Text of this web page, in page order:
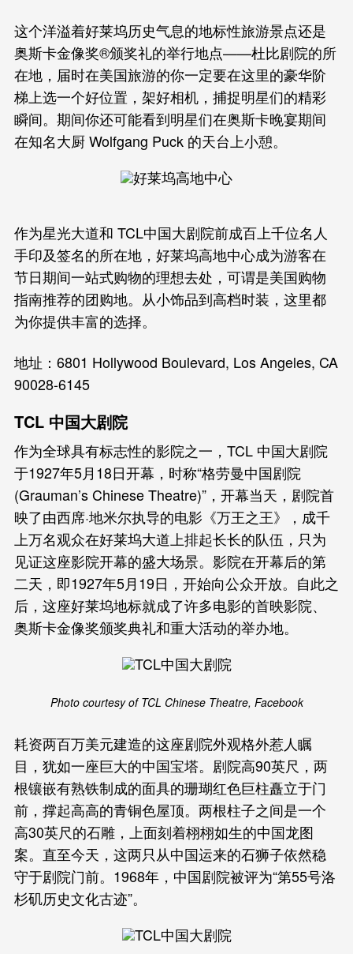
这个洋溢着好莱坞历史气息的地标性旅游景点还是
奥斯卡金像奖®颁奖礼的举行地点——杜比剧院的所
在地，届时在美国旅游的你一定要在这里的豪华阶
梯上选一个好位置，架好相机，捕捉明星们的精彩
瞬间。期间你还可能看到明星们在奥斯卡晚宴期间
在知名大厨 Wolfgang Puck 的天台上小憩。
作为星光大道和 TCL中国大剧院前成百上千位名人
手印及签名的所在地，好莱坞高地中心成为游客在
节日期间一站式购物的理想去处，可谓是美国购物
指南推荐的团购地。从小饰品到高档时装，这里都
为你提供丰富的选择。
地址：6801 Hollywood Boulevard, Los Angeles, CA
90028-6145
TCL 中国大剧院
作为全球具有标志性的影院之一，TCL 中国大剧院
于1927年5月18日开幕，时称“格劳曼中国剧院
(Grauman’s Chinese Theatre)”，开幕当天，剧院首
映了由西席·地米尔执导的电影《万王之王》，成千
上万名观众在好莱坞大道上排起长长的队伍，只为
见证这座影院开幕的盛大场景。影院在开幕后的第
二天，即1927年5月19日，开始向公众开放。自此之
后，这座好莱坞地标就成了许多电影的首映影院、
奥斯卡金像奖颁奖典礼和重大活动的举办地。
Photo courtesy of TCL Chinese Theatre, Facebook
耗资两百万美元建造的这座剧院外观格外惹人瞩
目，犹如一座巨大的中国宝塔。剧院高90英尺，两
根镶嵌有熟铁制成的面具的珊瑚红色巨柱矗立于门
前，撑起高高的青铜色屋顶。两根柱子之间是一个
高30英尺的石雕，上面刻着栩栩如生的中国龙图
案。直至今天，这两只从中国运来的石狮子依然稳
守于剧院门前。1968年，中国剧院被评为“第55号洛
杉矶历史文化古迹”。